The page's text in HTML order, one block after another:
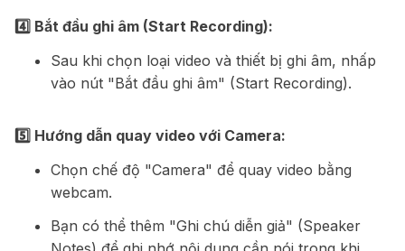
4️⃣ Bắt đầu ghi âm (Start Recording):
Sau khi chọn loại video và thiết bị ghi âm, nhấp
vào nút "Bắt đầu ghi âm" (Start Recording).
5️⃣ Hướng dẫn quay video với Camera:
Chọn chế độ "Camera" để quay video bằng
webcam.
Bạn có thể thêm "Ghi chú diễn giả" (Speaker